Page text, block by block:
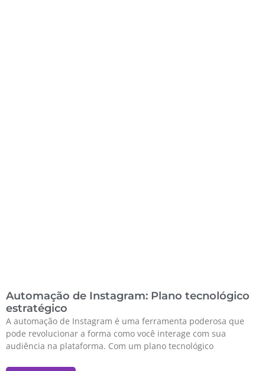
Automação de Instagram: Plano tecnológico
estratégico
A automação de Instagram é uma ferramenta poderosa que
pode revolucionar a forma como você interage com sua
audiência na plataforma. Com um plano tecnológico